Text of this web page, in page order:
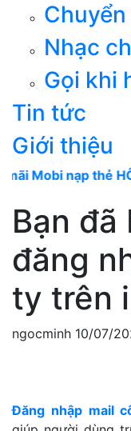
Nhạc
Gọi khi
Tin tức
Giới thiệu
nạp thẻ HÔM NAY
Bạn đã
đăng
ty trên
ngocminh 10/07/
Đăng nhập mail